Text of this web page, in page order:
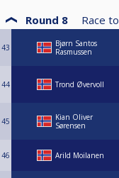
Round 8 Race to
43
Bjørn Santos
Rasmussen
44 Trond Øvervoll
45
Kian Oliver
Sørensen
46 Arild Moilanen